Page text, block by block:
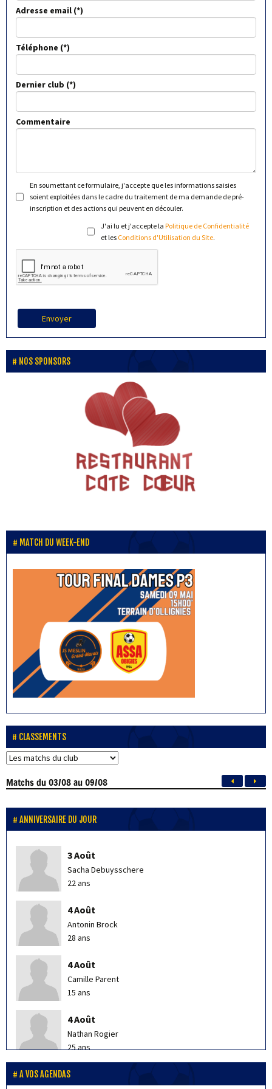
Adresse email
Téléphone
Dernier club
Commentaire
En soumettant ce formulaire, j'accepte que les informations saisies
soient exploitées dans le cadre du traitement de ma demande de pré-
inscription et des actions qui peuvent en découler.
J'ai lu et j'accepte la Politique de Confidentialité
et les Conditions d'Utilisation du Site.
Envoyer
NOS SPONSORS
MATCH DU WEEK-END
CLASSEMENTS
Matchsdu 03/08 au 09/08
ANNIVERSAIRE DU JOUR
3 Août
Sacha Debuysschere
22 ans
4 Août
Antonin Brock
28 ans
4 Août
Camille Parent
15 ans
4 Août
Nathan Rogier
25 ans
4 Août
A VOS AGENDAS